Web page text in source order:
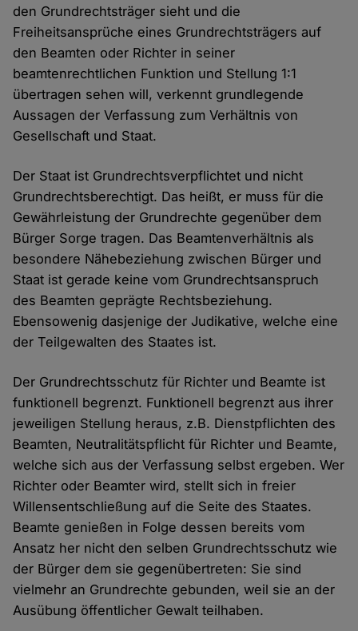
den Grundrechtsträger sieht und die
Freiheitsansprüche eines Grundrechtsträgers auf
den Beamten oder Richter in seiner
beamtenrechtlichen Funktion und Stellung 1:1
übertragen sehen will, verkennt grundlegende
Aussagen der Verfassung zum Verhältnis von
Gesellschaft und Staat.
Der Staat ist Grundrechtsverpflichtet und nicht
Grundrechtsberechtigt. Das heißt, er muss für die
Gewährleistung der Grundrechte gegenüber dem
Bürger Sorge tragen. Das Beamtenverhältnis als
besondere Nähebeziehung zwischen Bürger und
Staat ist gerade keine vom Grundrechtsanspruch
des Beamten geprägte Rechtsbeziehung.
Ebensowenig dasjenige der Judikative, welche eine
der Teilgewalten des Staates ist.
Der Grundrechtsschutz für Richter und Beamte ist
funktionell begrenzt. Funktionell begrenzt aus ihrer
jeweiligen Stellung heraus, z.B. Dienstpflichten des
Beamten, Neutralitätspflicht für Richter und Beamte,
welche sich aus der Verfassung selbst ergeben. Wer
Richter oder Beamter wird, stellt sich in freier
Willensentschließung auf die Seite des Staates.
Beamte genießen in Folge dessen bereits vom
Ansatz her nicht den selben Grundrechtsschutz wie
der Bürger dem sie gegenübertreten: Sie sind
vielmehr an Grundrechte gebunden, weil sie an der
Ausübung öffentlicher Gewalt teilhaben.